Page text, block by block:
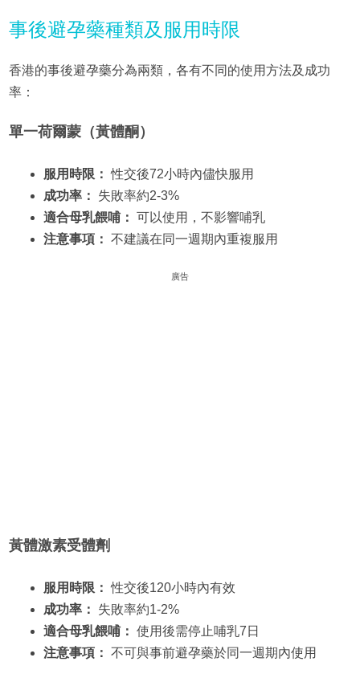
事後避孕藥種類及服用時限
香港的事後避孕藥分為兩類，各有不同的使用方法及成功
率：
單一荷爾蒙（黃體酮）
服用時限： 性交後72小時內儘快服用
成功率：
失敗率約2-3%
適合母乳餵哺： 可以使用，不影響哺乳
注意事項： 不建議在同一週期內重複服用
廣告
黃體激素受體劑
服用時限： 性交後120小時內有效
成功率：
失敗率約1-2%
適合母乳餵哺： 使用後需停止哺乳7日
注意事項： 不可與事前避孕藥於同一週期內使用